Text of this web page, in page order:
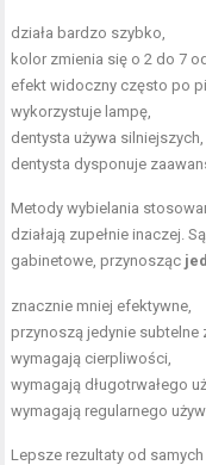
działa bardzo szybko,
kolor zmienia się o 2 do 7
efekt widoczny często po
wykorzystuje lampę,
dentysta używa
dentysta dysponuje
Metody wybielania
działają zupełnie inaczej.
gabinetowe, przynosząc
znacznie mniej efektywne,
przynoszą jedynie subtelne
wymagają cierpliwości,
wymagają długotrwałego
wymagają regularnego
Lepsze rezultaty od